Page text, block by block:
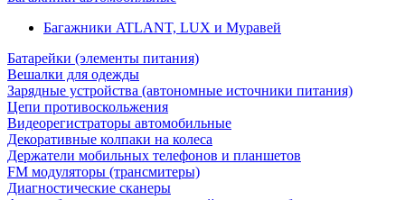
Багажники ATLANT, LUX и Муравей
Батарейки (элементы питания)
Вешалки для одежды
Зарядные устройства (автономные источники питания)
Цепи противоскольжения
Видеорегистраторы автомобильные
Декоративные колпаки на колеса
Держатели мобильных телефонов и планшетов
FM модуляторы (трансмитеры)
Диагностические сканеры